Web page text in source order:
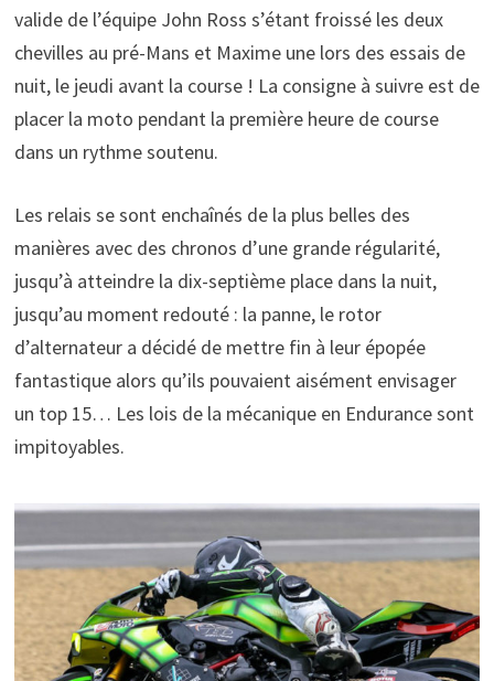
valide de l’équipe John Ross s’étant froissé les deux
chevilles au pré-Mans et Maxime une lors des essais de
nuit, le jeudi avant la course ! La consigne à suivre est de
placer la moto pendant la première heure de course
dans un rythme soutenu.
Les relais se sont enchaînés de la plus belles des
manières avec des chronos d’une grande régularité,
jusqu’à atteindre la dix-septième place dans la nuit,
jusqu’au moment redouté : la panne, le rotor
d’alternateur a décidé de mettre fin à leur épopée
fantastique alors qu’ils pouvaient aisément envisager
un top 15… Les lois de la mécanique en Endurance sont
impitoyables.